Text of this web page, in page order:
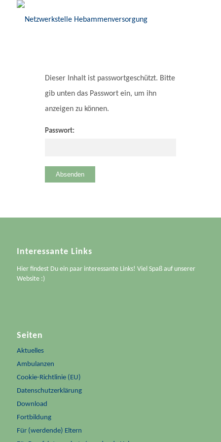
Dieser Inhalt ist passwortgeschützt. Bitte
gib unten das Passwort ein, um ihn
anzeigen zu können.
Passwort:
Interessante Links
Hier findest Du ein paar interessante Links! Viel Spaß auf unserer
Website :)
Seiten
Aktuelles
Ambulanzen
Cookie-Richtlinie (EU)
Datenschutzerklärung
Download
Fortbildung
Für (werdende) Eltern